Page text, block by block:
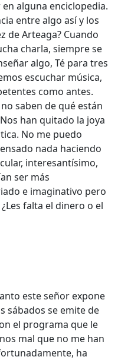
alguna enciclopedia.
entre algo así y los
de Arteaga? Cuando
charla, siempre se
algo, Té para tres
escuchar música,
como antes.
saben de qué están
han quitado la joya
No me puedo
nada haciendo
interesantísimo,
ser más
e imaginativo pero
falta el dinero o el
este señor expone
sábados se emite de
el programa que le
mal que no me han
ha